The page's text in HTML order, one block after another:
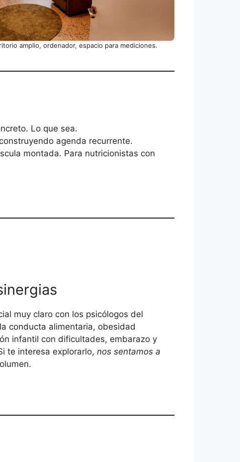
amplio, ordenador, espacio para mediciones.
Lo que sea.
agenda recurrente.
montada. Para nutricionistas con
muy claro con los psicólogos del
conducta alimentaria, obesidad
infantil con dificultades, embarazo y
te interesa explorarlo, nos sentamos a